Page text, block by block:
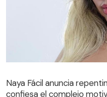
Naya Fácil anuncia
confiesa el complejo